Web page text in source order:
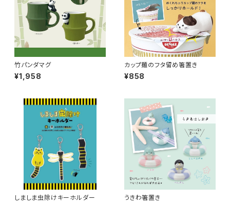
竹パンダマグ
¥1,958
カップ麺のフタ留め箸置き
¥858
しましま虫除けキーホルダー うきわ箸置き